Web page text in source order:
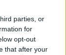
parties, or
for
opt-out
that after your
av